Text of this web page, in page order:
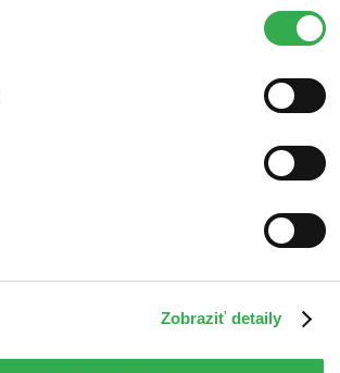
všetky tieto cookies. Ďakujeme!
Zobraziť detaily